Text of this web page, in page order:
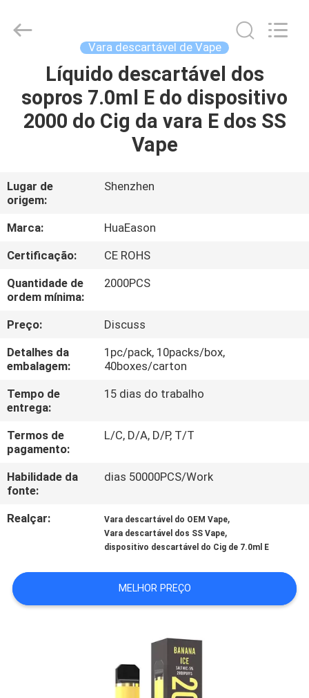
CASA
PRODUTOS
SOBRE
NÓS
EXCURSÃO
DA
FÁBRICA
CONTROLE
DA
QUALIDADE
PEÇA
UMAS
Copyright
Reserved.
Vara descartável de Vape
Líquido descartável dos
sopros 7.0ml E do dispositivo
2000 do Cig da vara E dos SS
Vape
Lugar de
origem:
Shenzhen
Marca:
HuaEason
Certificação:
CE ROHS
Quantidade de
ordem mínima:
2000PCS
Preço:
Discuss
Detalhes da
embalagem:
1pc/pack, 10packs/box,
40boxes/carton
Tempo de
entrega:
15 dias do trabalho
Termos de
pagamento:
L/C, D/A, D/P, T/T
Habilidade da
fonte:
dias 50000PCS/Work
Realçar: Vara descartável do OEM Vape,
Vara descartável dos SS Vape,
dispositivo descartável do Cig de 7.0ml E
MELHOR PREÇO